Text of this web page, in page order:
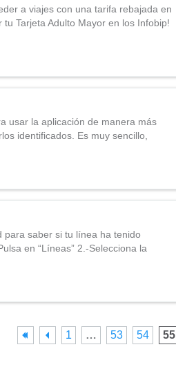
a viajes con una tarifa rebajada en
Tarjeta Adulto Mayor en los Infobip!
usar la aplicación de manera más
identificados. Es muy sencillo,
para saber si tu línea ha tenido
en “Líneas” 2.-Selecciona la
1 … 53 54 55